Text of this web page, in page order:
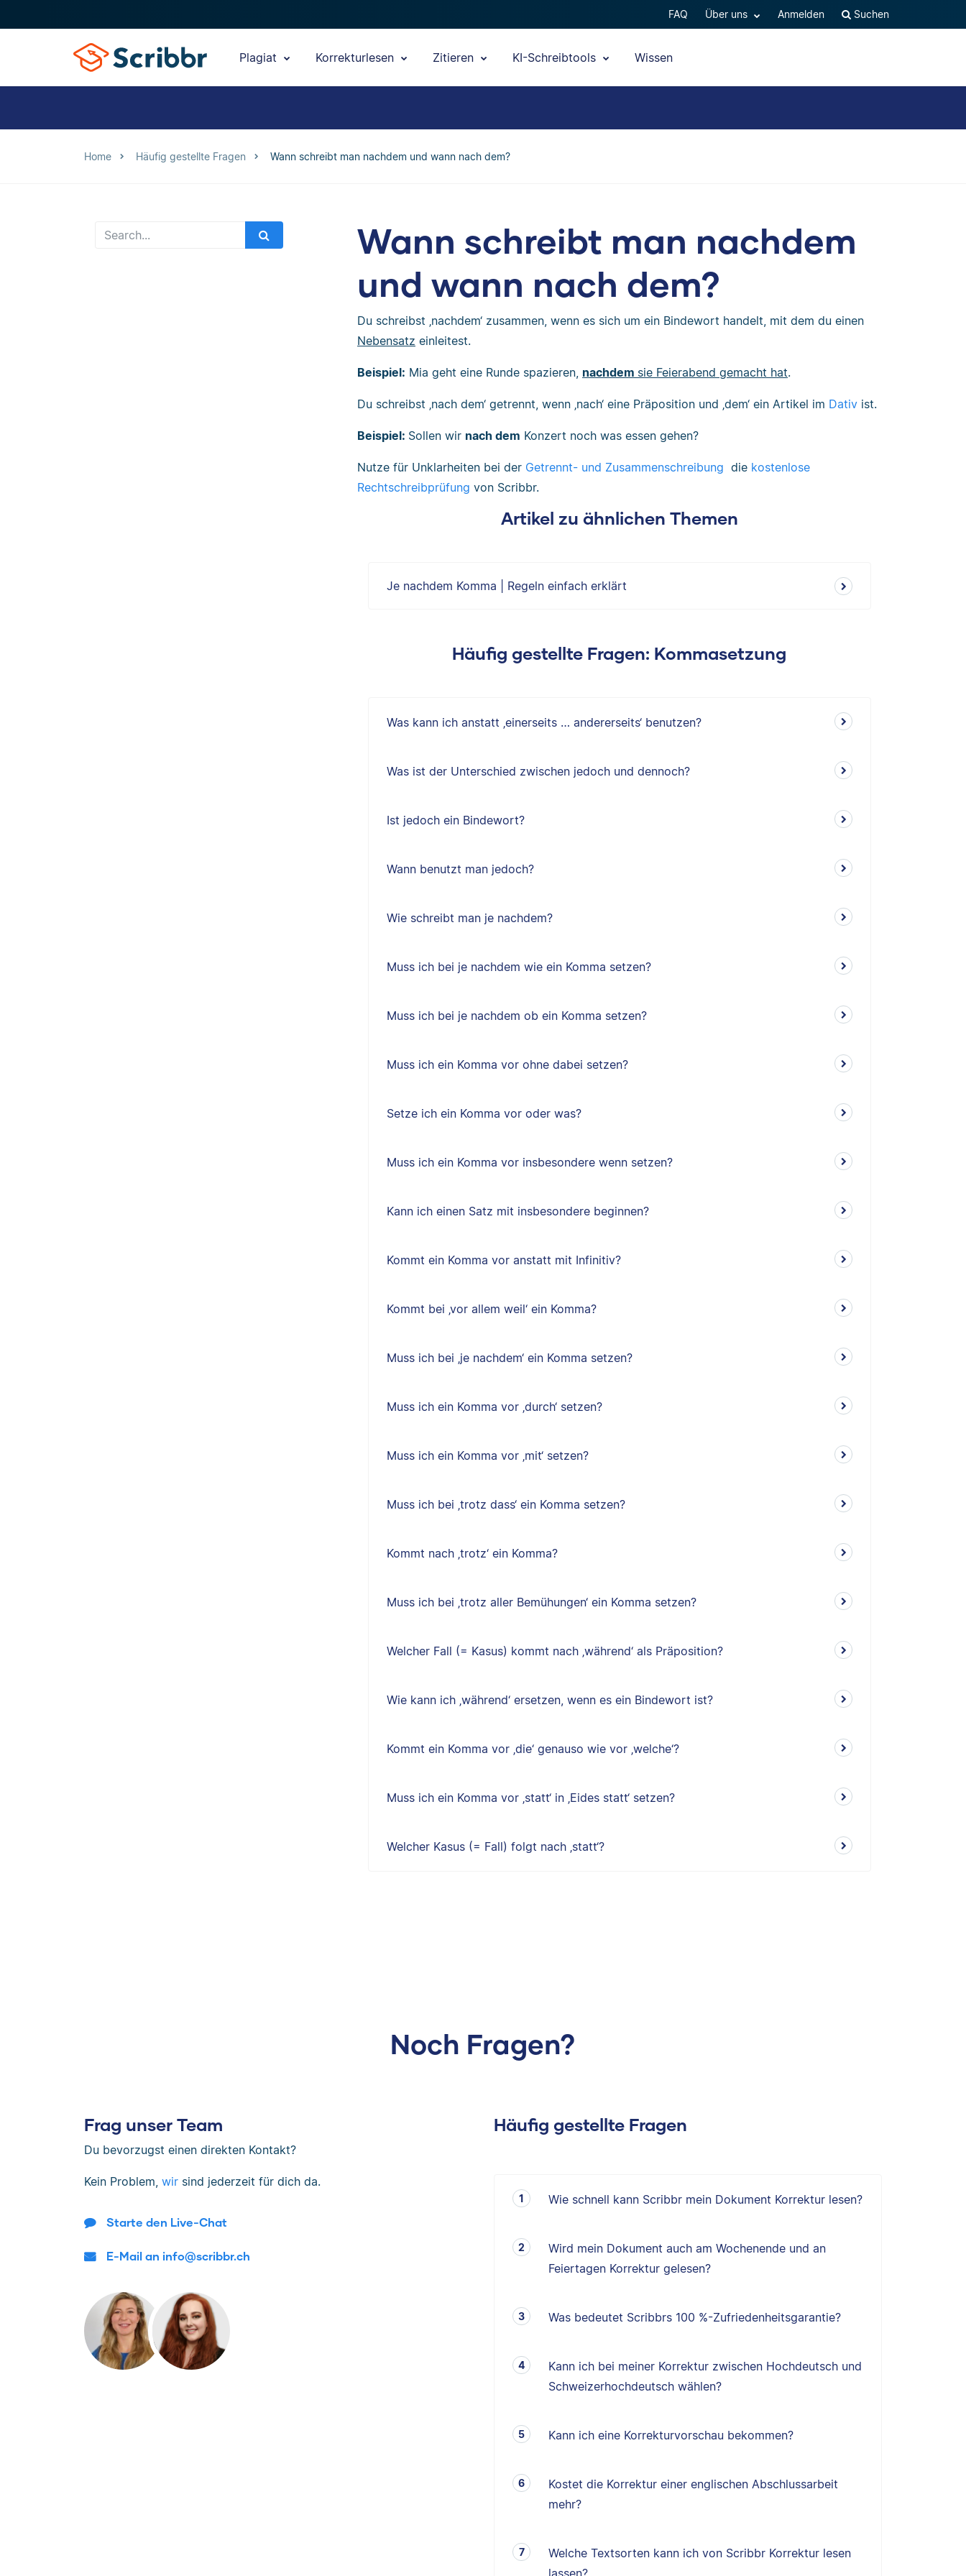
FAQ Über uns Anmelden Suchen
Plagiat Korrekturlesen Zitieren KI-Schreibtools Wissen
Home Häufig gestellte Fragen Wann schreibt man nachdem und wann nach dem?
Wann schreibt man nachdem
und wann nach dem?
Du schreibst ‚nachdem‘ zusammen, wenn es sich um ein Bindewort handelt, mit dem du einen
Nebensatz einleitest.
Beispiel: Mia geht eine Runde spazieren, nachdem sie Feierabend gemacht hat.
Du schreibst ‚nach dem‘ getrennt, wenn ‚nach‘ eine Präposition und ‚dem‘ ein Artikel im Dativist.
Beispiel: Sollen wir nach dem Konzert noch was essen gehen?
Nutze für Unklarheiten bei der Getrennt- und Zusammenschreibung die kostenlose
Rechtschreibprüfung von Scribbr.
Artikel zu ähnlichen Themen
Je nachdem Komma | Regeln einfach erklärt
Häufig gestellte Fragen: Kommasetzung
Was kann ich anstatt ‚einerseits … andererseits‘ benutzen?
Was ist der Unterschied zwischen jedoch und dennoch?
Ist jedoch ein Bindewort?
Wann benutzt man jedoch?
Wie schreibt man je nachdem?
Muss ich bei je nachdem wie ein Komma setzen?
Muss ich bei je nachdem ob ein Komma setzen?
Muss ich ein Komma vor ohne dabei setzen?
Setze ich ein Komma vor oder was?
Muss ich ein Komma vor insbesondere wenn setzen?
Kann ich einen Satz mit insbesondere beginnen?
Kommt ein Komma vor anstatt mit Infinitiv?
Kommt bei ‚vor allem weil‘ ein Komma?
Muss ich bei ‚je nachdem‘ ein Komma setzen?
Muss ich ein Komma vor ‚durch‘ setzen?
Muss ich ein Komma vor ‚mit‘ setzen?
Muss ich bei ‚trotz dass‘ ein Komma setzen?
Kommt nach ‚trotz‘ ein Komma?
Muss ich bei ‚trotz aller Bemühungen‘ ein Komma setzen?
Welcher Fall (= Kasus) kommt nach ‚während‘ als Präposition?
Wie kann ich ‚während‘ ersetzen, wenn es ein Bindewort ist?
Kommt ein Komma vor ‚die‘ genauso wie vor ‚welche‘?
Muss ich ein Komma vor ‚statt‘ in ‚Eides statt‘ setzen?
Welcher Kasus (= Fall) folgt nach ‚statt‘?
Noch Fragen?
Frag unser Team
Du bevorzugst einen direkten Kontakt?
Kein Problem, wir sind jederzeit für dich da.
Starte den Live-Chat
E-Mail an info@scribbr.ch
Häufig gestellte Fragen
Wie schnell kann Scribbr mein Dokument Korrektur lesen?
Wird mein Dokument auch am Wochenende und an
Feiertagen Korrektur gelesen?
Was bedeutet Scribbrs 100 %-Zufriedenheitsgarantie?
Kann ich bei meiner Korrektur zwischen Hochdeutsch und
Schweizerhochdeutsch wählen?
Kann ich eine Korrekturvorschau bekommen?
Kostet die Korrektur einer englischen Abschlussarbeit
mehr?
Welche Textsorten kann ich von Scribbr Korrektur lesen
lassen?